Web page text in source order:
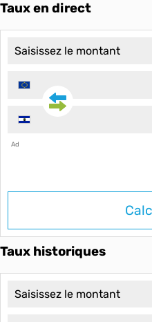
Taux en direct
Ad
Taux historiques